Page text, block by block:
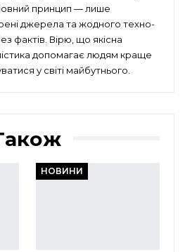
принцип — лише
джерела та жодного техно-
фактів. Вірю, що якісна
допомагає людям краще
у світі майбутнього.
НОВИНИ